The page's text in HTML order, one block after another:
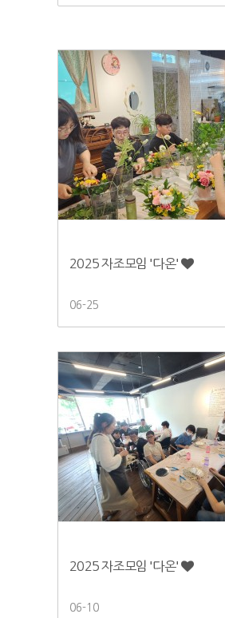
2025 자조모임 '다온'
06-25
2025 자조모임 '다온'
06-10